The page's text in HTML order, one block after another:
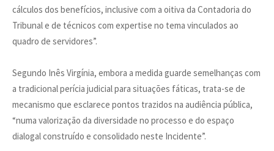
cálculos dos benefícios, inclusive com a oitiva da Contadoria do
Tribunal e de técnicos com expertise no tema vinculados ao
quadro de servidores”.
Segundo Inês Virgínia, embora a medida guarde semelhanças com
a tradicional perícia judicial para situações fáticas, trata-se de
mecanismo que esclarece pontos trazidos na audiência pública,
“numa valorização da diversidade no processo e do espaço
dialogal construído e consolidado neste Incidente”.